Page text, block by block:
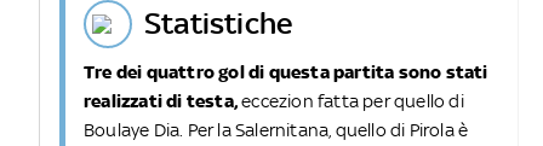
statistiche
Tre dei quattro gol di questa partita sono stati
realizzati di testa,eccezion fatta per quello di
Boulaye Dia. Per la Salernitana, quello di Pirola è